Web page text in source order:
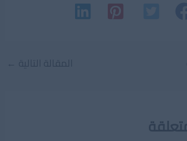
المقالة التالية ←